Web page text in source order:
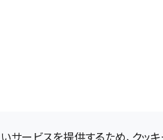
サービスを提供するため、クッ